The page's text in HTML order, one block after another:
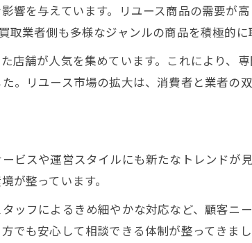
の高い買取で安心できるポイント
切手買取の流れと注意点を解説
買取業者が扱うジャンルの広がり
の切手・古銭買取でも安心対応
と取扱ジャンルが姫路の魅力
の増加がもたらす地域の変化
買取が盛んな理由を徹底解説
リアとしての姫路の強みとは
響を与えています。リユース商品の需要が
業者側も多様なジャンルの商品を積極的に
店舗が人気を集めています。これにより、
リユース市場の拡大は、消費者と業者の
ビスや運営スタイルにも新たなトレンドが
が整っています。
ッフによるきめ細やかな対応など、顧客ニ
でも安心して相談できる体制が整ってきま